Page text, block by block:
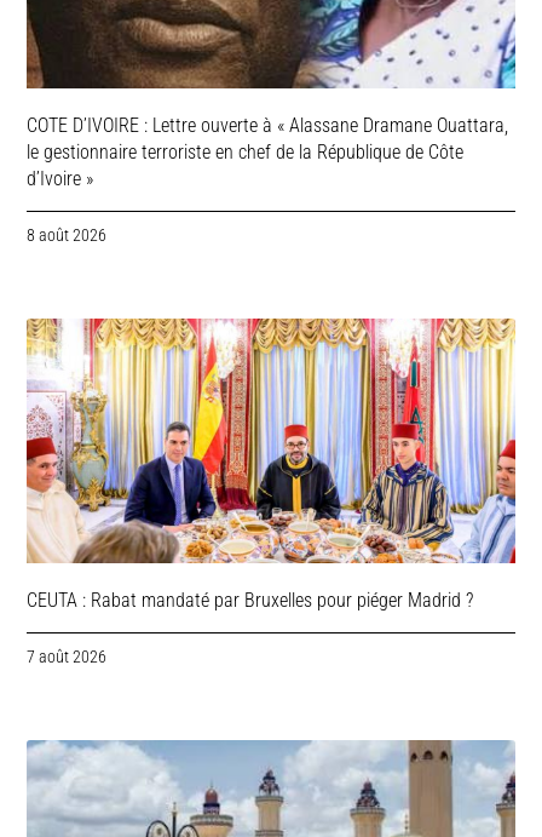
COTE D’IVOIRE : Lettre ouverte à « Alassane Dramane Ouattara,
le gestionnaire terroriste en chef de la République de Côte
d’Ivoire »
8 août 2026
CEUTA : Rabat mandaté par Bruxelles pour piéger Madrid ?
7 août 2026